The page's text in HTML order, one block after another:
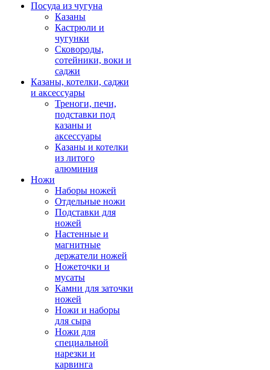
Посуда из чугуна
Казаны
Кастрюли и
чугунки
Сковороды,
сотейники, воки и
саджи
Казаны, котелки, саджи
и аксессуары
Треноги, печи,
подставки под
казаны и
аксессуары
Казаны и котелки
из литого
алюминия
Ножи
Наборы ножей
Отдельные ножи
Подставки для
ножей
Настенные и
магнитные
держатели ножей
Ножеточки и
мусаты
Камни для заточки
ножей
Ножи и наборы
для сыра
Ножи для
специальной
нарезки и
карвинга